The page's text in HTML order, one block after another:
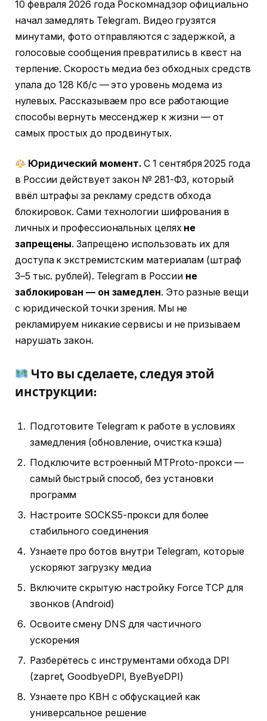
10 февраля 2026 года Роскомнадзор официально
начал замедлять Telegram. Видео грузятся
минутами, фото отправляются с задержкой, а
голосовые сообщения превратились в квест на
терпение. Скорость медиа без обходных средств
упала до 128 Кб/с — это уровень модема из
нулевых. Рассказываем про все работающие
способы вернуть мессенджер к жизни — от
самых простых до продвинутых.
Юридический момент. С 1 сентября 2025 года
в России действует закон № 281-ФЗ, который
ввёл штрафы за рекламу средств обхода
блокировок. Сами технологии шифрования в
личных и профессиональных целях не
запрещены. Запрещено использовать их для
доступа к экстремистским материалам (штраф
3–5 тыс. рублей). Telegram в России не
заблокирован — он замедлен. Это разные вещи
с юридической точки зрения. Мы не
рекламируем никакие сервисы и не призываем
нарушать закон.
Что вы сделаете, следуя этой
инструкции:
Подготовите Telegram к работе в условиях
замедления (обновление, очистка кэша)
Подключите встроенный MTProto-прокси —
самый быстрый способ, без установки
программ
Настроите SOCKS5-прокси для более
стабильного соединения
Узнаете про ботов внутри Telegram, которые
ускоряют загрузку медиа
Включите скрытую настройку Force TCP для
звонков (Android)
Освоите смену DNS для частичного
ускорения
Разберётесь с инструментами обхода DPI
(zapret, GoodbyeDPI, ByeByeDPI)
Узнаете про КВН с обфускацией как
универсальное решение